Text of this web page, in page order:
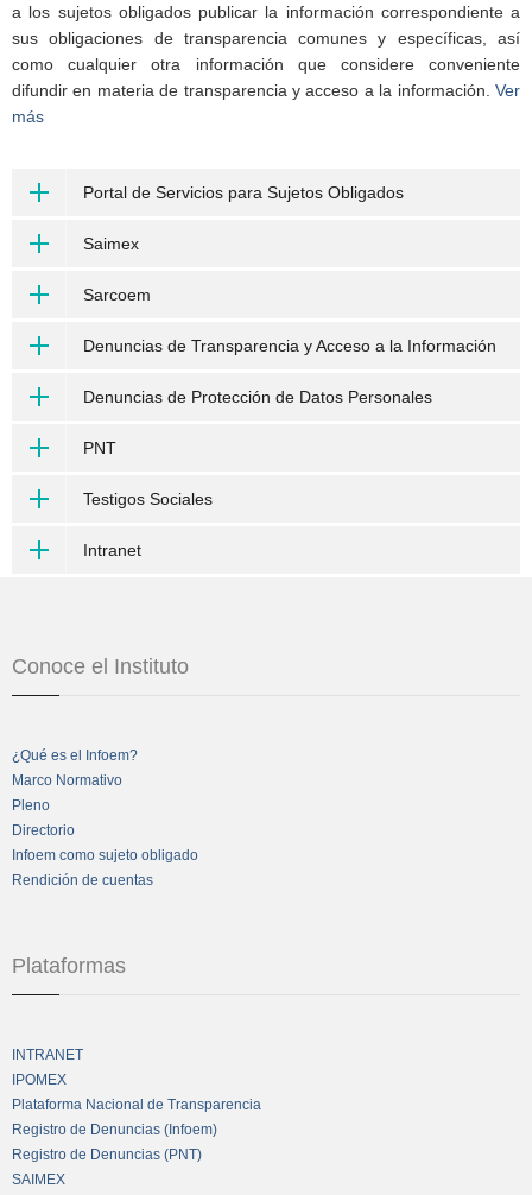
a los sujetos obligados publicar la información correspondiente a
sus obligaciones de transparencia comunes y específicas, así
como cualquier otra información que considere conveniente
difundir en materia de transparencia y acceso a la información. Ver
más
Portal de Servicios para Sujetos Obligados
Saimex
Sarcoem
Denuncias de Transparencia y Acceso a la Información
Denuncias de Protección de Datos Personales
PNT
Testigos Sociales
Intranet
Conoce el Instituto
¿Qué es el Infoem?
Marco Normativo
Pleno
Directorio
Infoem como sujeto obligado
Rendición de cuentas
Plataformas
INTRANET
IPOMEX
Plataforma Nacional de Transparencia
Registro de Denuncias (Infoem)
Registro de Denuncias (PNT)
SAIMEX